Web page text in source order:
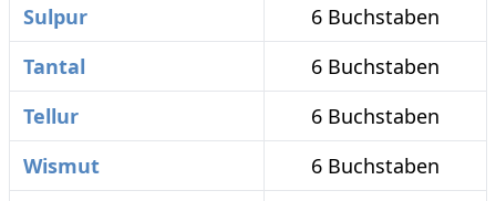
Sulpur
6 Buchstaben
Tantal
6 Buchstaben
Tellur
6 Buchstaben
Wismut
6 Buchstaben